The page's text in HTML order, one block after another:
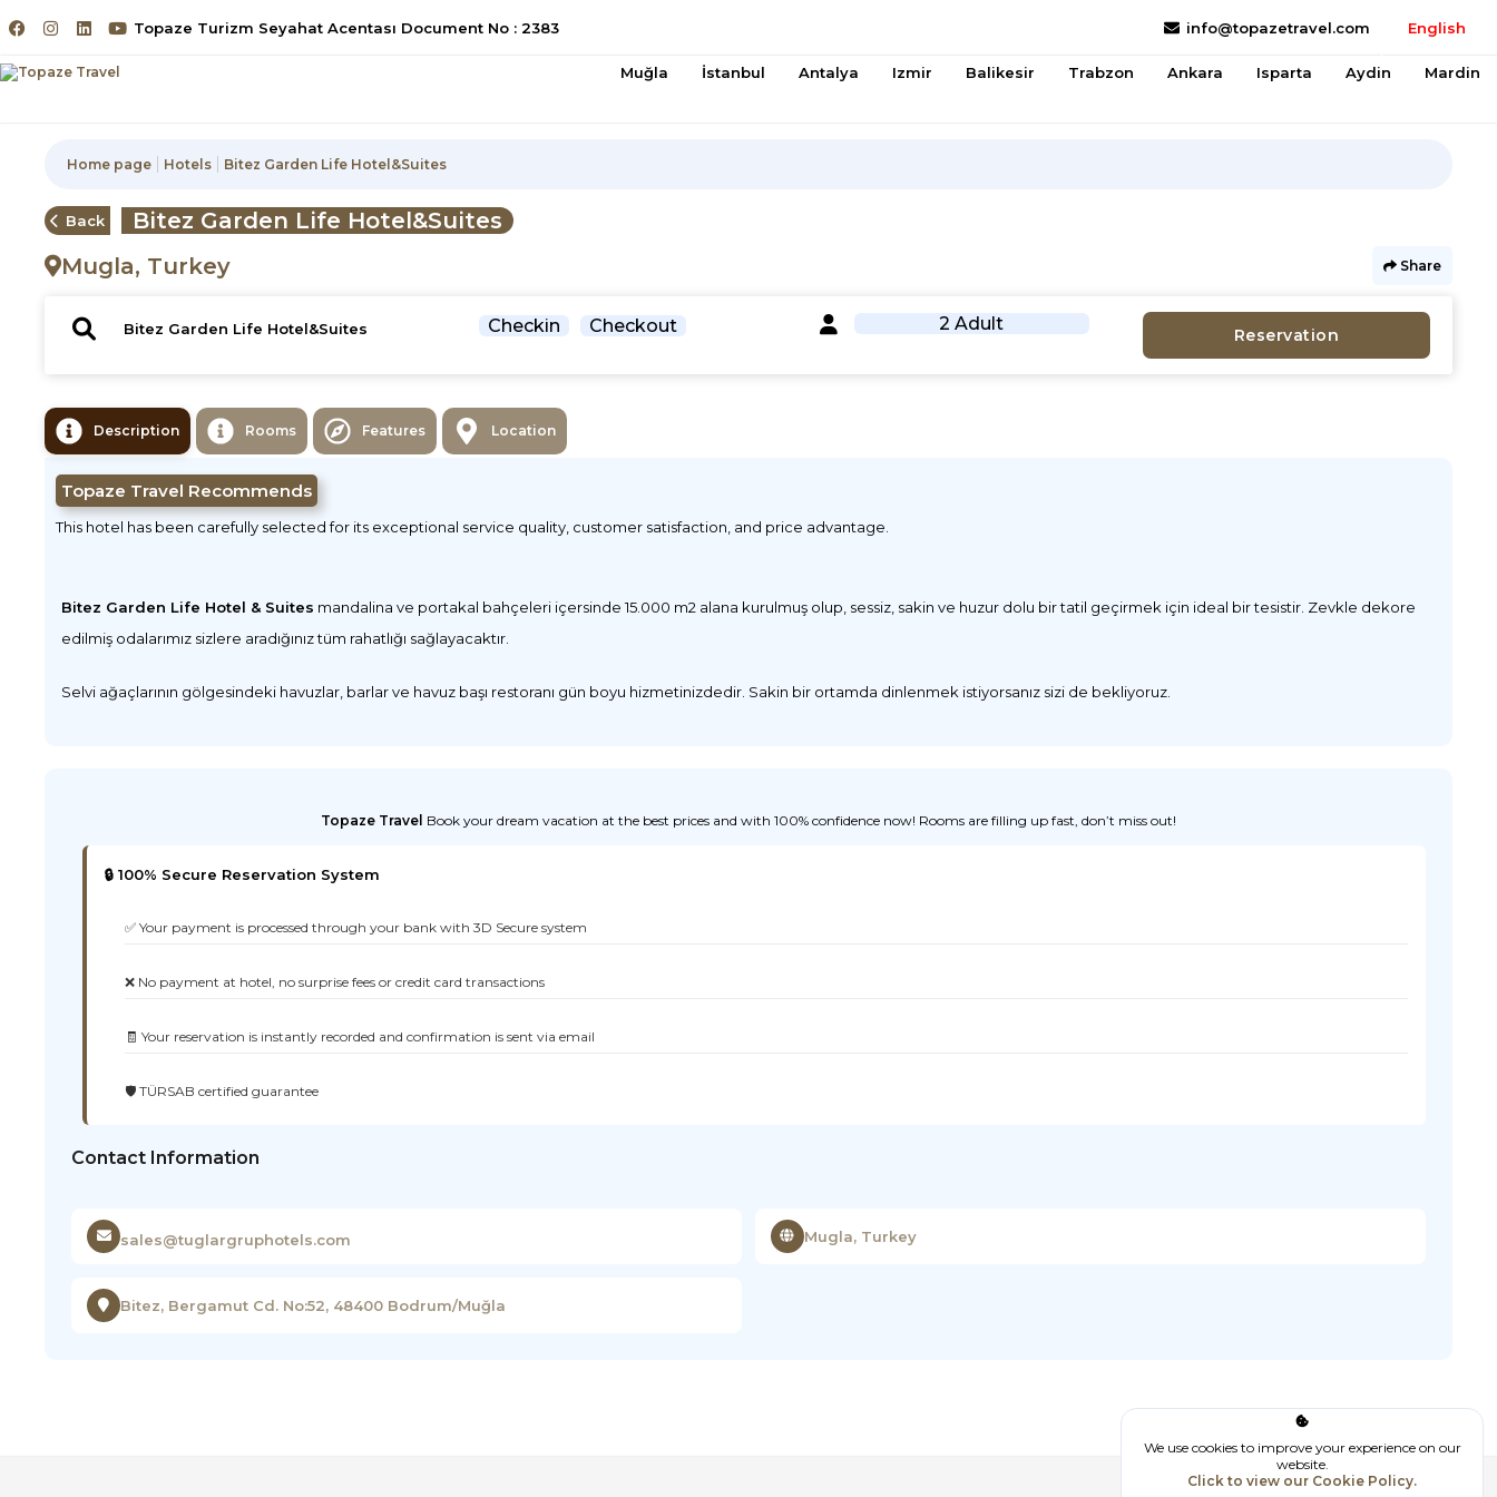
Topaze Turizm Seyahat Acentası Document No : 2383 info@topazetravel.com English
Muğla İstanbul Antalya Izmir Balikesir Trabzon Ankara Isparta Aydin Mardin
Home page Hotels Bitez Garden Life Hotel&Suites
Back
Bitez Garden Life Hotel&Suites
Mugla, Turkey
Share
Checkin Checkout 2 Adult
Reservation
Description Rooms Features Location
Topaze Travel Recommends
This hotel has been carefully selected for its exceptional service quality, customer satisfaction, and price advantage.
Bitez Garden Life Hotel & Suites mandalina ve portakal bahçeleri içersinde 15.000 m2 alana kurulmuş olup, sessiz, sakin ve huzur dolu bir tatil geçirmek için ideal bir tesistir. Zevkle dekore
edilmiş odalarımız sizlere aradığınız tüm rahatlığı sağlayacaktır.
Selvi ağaçlarının gölgesindeki havuzlar, barlar ve havuz başı restoranı gün boyu hizmetinizdedir. Sakin bir ortamda dinlenmek istiyorsanız sizi de bekliyoruz.
Topaze Travel Book your dream vacation at the best prices and with 100% confidence now! Rooms are filling up fast, don’t miss out!
🔒 100% Secure Reservation System
✅ Your payment is processed through your bank with 3D Secure system
❌ No payment at hotel, no surprise fees or credit card transactions
🧾 Your reservation is instantly recorded and confirmation is sent via email
🛡️ TÜRSAB certified guarantee
Contact Information
sales@tuglargruphotels.com Mugla, Turkey
Bitez, Bergamut Cd. No:52, 48400 Bodrum/Muğla
We use cookies to improve your experience on our
website.
Click to view our Cookie Policy.